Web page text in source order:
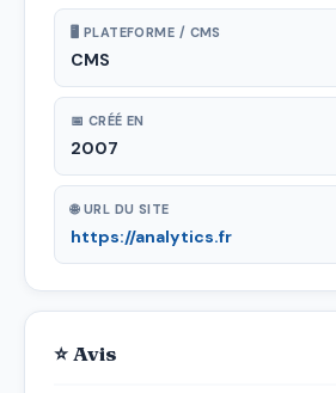
🖥 PLATEFORME / CMS
CMS
📅 CRÉÉ EN
2007
🌐 URL DU SITE
https://analytics.fr
⭐ Avis